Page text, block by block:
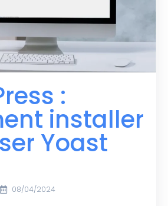
:
installer
Yoast
08/04/2024